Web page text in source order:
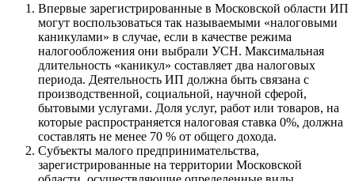
Впервые зарегистрированные в Московской области ИП
могут воспользоваться так называемыми «налоговыми
каникулами» в случае, если в качестве режима
налогообложения они выбрали УСН. Максимальная
длительность «каникул» составляет два налоговых
периода. Деятельность ИП должна быть связана с
производственной, социальной, научной сферой,
бытовыми услугами. Доля услуг, работ или товаров, на
которые распространяется налоговая ставка 0%, должна
составлять не менее 70 % от общего дохода.
Субъекты малого предпринимательства,
зарегистрированные на территории Московской